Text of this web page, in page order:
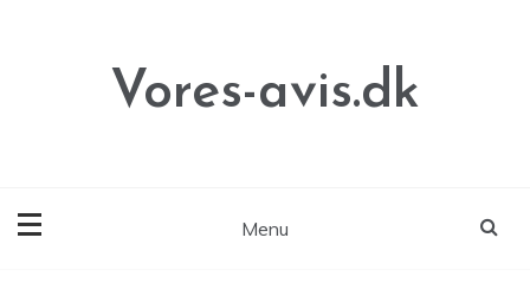
Vores-avis.dk
Menu